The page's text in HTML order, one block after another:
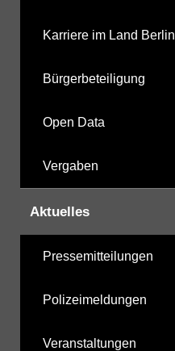
Karriere im Land Berlin
Bürgerbeteiligung
Open Data
Vergaben
Aktuelles
Pressemitteilungen
Polizeimeldungen
Veranstaltungen